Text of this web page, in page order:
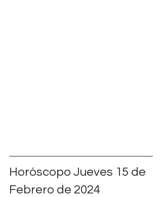
Horóscopo Jueves 15 de
Febrero de 2024